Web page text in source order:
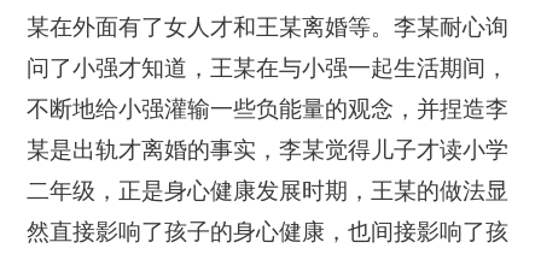
某在外面有了女人才和王某离婚等。李某耐心询
问了小强才知道，王某在与小强一起生活期间，
不断地给小强灌输一些负能量的观念，并捏造李
某是出轨才离婚的事实，李某觉得儿子才读小学
二年级，正是身心健康发展时期，王某的做法显
然直接影响了孩子的身心健康，也间接影响了孩